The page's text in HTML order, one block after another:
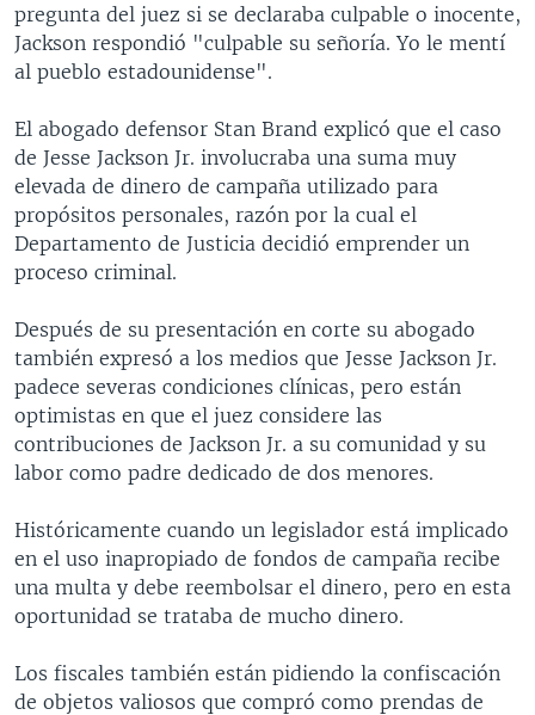
pregunta del juez si se declaraba culpable o inocente,
Jackson respondió "culpable su señoría. Yo le mentí
al pueblo estadounidense".
El abogado defensor Stan Brand explicó que el caso
de Jesse Jackson Jr. involucraba una suma muy
elevada de dinero de campaña utilizado para
propósitos personales, razón por la cual el
Departamento de Justicia decidió emprender un
proceso criminal.
Después de su presentación en corte su abogado
también expresó a los medios que Jesse Jackson Jr.
padece severas condiciones clínicas, pero están
optimistas en que el juez considere las
contribuciones de Jackson Jr. a su comunidad y su
labor como padre dedicado de dos menores.
Históricamente cuando un legislador está implicado
en el uso inapropiado de fondos de campaña recibe
una multa y debe reembolsar el dinero, pero en esta
oportunidad se trataba de mucho dinero.
Los fiscales también están pidiendo la confiscación
de objetos valiosos que compró como prendas de